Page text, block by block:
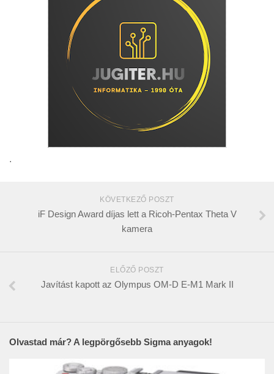
.
KÖVETKEZŐ POSZT
iF Design Award díjas lett a Ricoh-Pentax Theta V
kamera
ELŐZŐ POSZT
Javítást kapott az Olympus OM-D E-M1 Mark II
Olvastad már? A legpörgősebb Sigma anyagok!